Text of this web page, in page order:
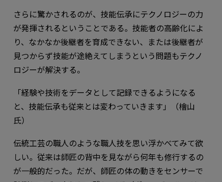
さらに驚かされるのが、技能伝承にテクノロジーの力
が発揮されるということである。技能者の高齢化によ
り、なかなか後継者を育成できない、または後継者が
見つからず技能が途絶えてしまうという問題もテクノ
ロジーが解決する。
「経験や技術をデータとして記録できるようになる
と、技能伝承も従来とは変わっていきます」（檜山
氏）
伝統工芸の職人のような職人技を思い浮かべてみて欲
しい。従来は師匠の背中を見ながら何年も修行するの
が一般的だった。だが、師匠の体の動きをセンサーで